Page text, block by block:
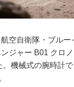
空自衛隊・ブル
ジャー B01 クロ
機械式の腕時計